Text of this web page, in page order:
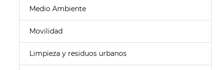
Medio Ambiente
Movilidad
Limpieza y residuos urbanos